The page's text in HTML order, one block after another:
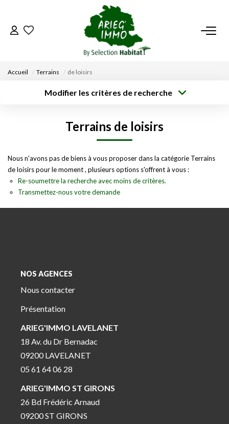
ACCUEIL
DÉPOSEZ VOTRE RECHERCHE
NOUS REJOINDRE
Accueil Terrains de loisirs
Modifier les critères de recherche
Rayon Plus de critères
Créer une
Terrains de loisirs
Nous n'avons pas de biens à vous proposer dans la catégorie Terrains
de loisirs pour le moment , plusieurs options s'offrent à vous :
Re-soumettre la recherche avec moins de critères.
Transmettez-nous votre demande
NOS AGENCES
Nous contacter
Présentation
ARIEG'IMMO LAVELANET
18 Av. du Dr Bernadac
09200 LAVELANET
05 61 64 06 28
ARIEG'IMMO ST GIRONS
26 Bd Frédéric Arnaud
09200 ST GIRONS